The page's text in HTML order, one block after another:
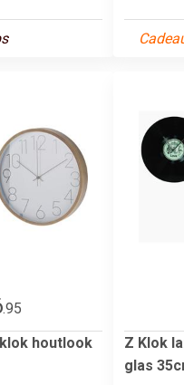
.95
houtlook
Z Klok
glas